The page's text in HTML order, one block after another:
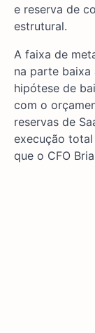
e reserva de
estrutural.
A faixa de
na parte baixa
hipótese de
com o
reservas de
execução
que o CFO